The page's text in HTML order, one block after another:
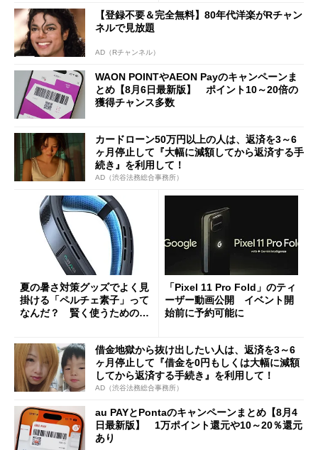
【登録不要＆完全無料】80年代洋楽がRチャン
ネルで見放題
AD（Rチャンネル）
WAON POINTやAEON Payのキャンペーンま
とめ【8月6日最新版】 ポイント10～20倍の
獲得チャンス多数
カードローン50万円以上の人は、返済を3～6
ヶ月停止して『大幅に減額してから返済する手
続き』を利用して！
AD（渋谷法務総合事務所）
夏の暑さ対策グッズでよく見
掛ける「ペルチェ素子」って
なんだ？ 賢く使うための注
「Pixel 11 Pro Fold」のティ
ーザー動画公開 イベント開
始前に予約可能に
借金地獄から抜け出したい人は、返済を3～6
ヶ月停止して『借金を0円もしくは大幅に減額
してから返済する手続き』を利用して！
AD（渋谷法務総合事務所）
au PAYとPontaのキャンペーンまとめ【8月4
日最新版】 1万ポイント還元や10～20％還元
あり